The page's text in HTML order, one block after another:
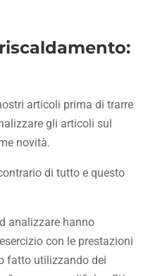
articoli prima di trarre
gli articoli sul
novità.
di tutto e questo
analizzare hanno
con le prestazioni
fatto utilizzando dei